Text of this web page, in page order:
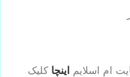
ام اسلایم اینچا کلیک